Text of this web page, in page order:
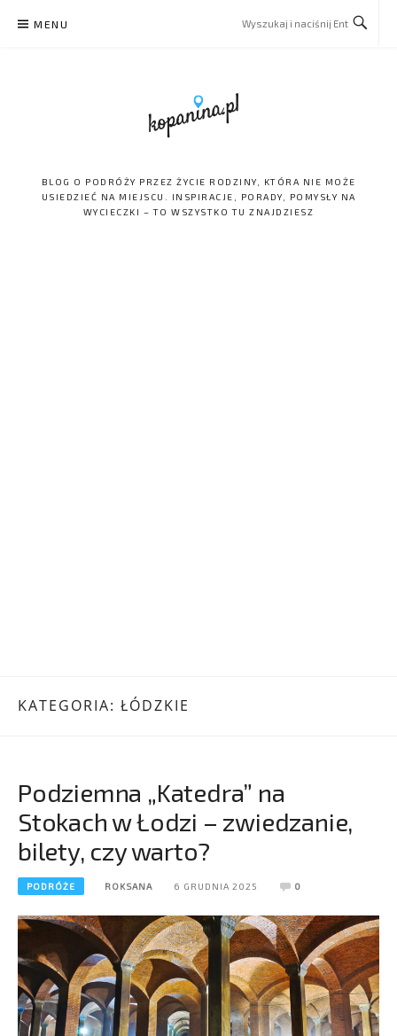
MENU
BLOG O PODRÓŻY PRZEZ ŻYCIE RODZINY, KTÓRA NIE MOŻE
USIEDZIEĆ NA MIEJSCU. INSPIRACJE, PORADY, POMYSŁY NA
WYCIECZKI – TO WSZYSTKO TU ZNAJDZIESZ
KATEGORIA: ŁÓDZKIE
Podziemna „Katedra” na
Stokach w Łodzi – zwiedzanie,
bilety, czy warto?
PODRÓŻE ROKSANA 6 GRUDNIA 2025 0